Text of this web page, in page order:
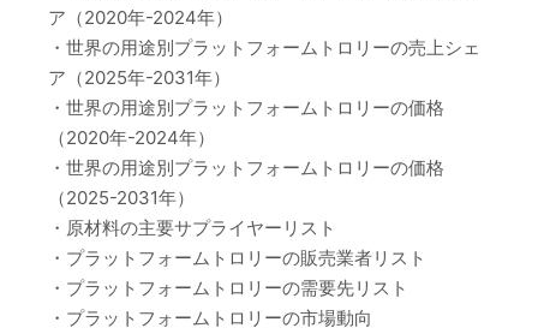
ア（2020年-2024年）
・世界の用途別プラットフォームトロリーの売上シェ
ア（2025年-2031年）
・世界の用途別プラットフォームトロリーの価格
（2020年-2024年）
・世界の用途別プラットフォームトロリーの価格
（2025-2031年）
・原材料の主要サプライヤーリスト
・プラットフォームトロリーの販売業者リスト
・プラットフォームトロリーの需要先リスト
・プラットフォームトロリーの市場動向